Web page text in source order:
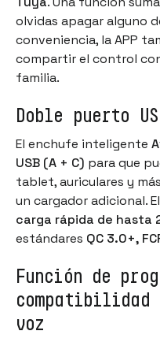
olvidas apagar alguno
conveniencia, la APP
compartir el control
familia.
Doble puerto
El enchufe inteligente
USB (A + C) para que
tablet, auriculares y
un cargador adicional.
carga rápida de hasta
estándares QC 3.0+,
Función de
compatibilidad
voz